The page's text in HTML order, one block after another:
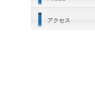
アクセス